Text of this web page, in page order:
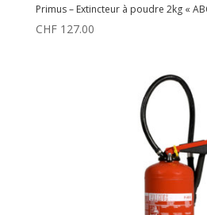
Primus – Extincteur à poudre 2kg «
CHF127.00